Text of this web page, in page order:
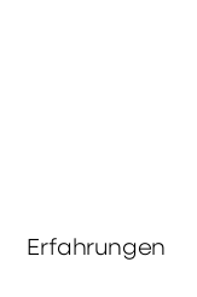
Erfahrungen